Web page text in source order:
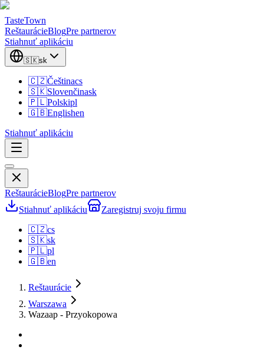
TasteTown
ReštaurácieBlogPre partnerov
Stiahnuť aplikáciu
🇸🇰sk
🇨🇿Češtinacs
🇸🇰Slovenčinask
🇵🇱Polskipl
🇬🇧Englishen
Stiahnuť aplikáciu
ReštaurácieBlogPre partnerov
Stiahnuť aplikáciu
Zaregistruj svoju firmu
🇨🇿cs
🇸🇰sk
🇵🇱pl
🇬🇧en
Reštaurácie
Warszawa
Wazaap - Przyokopowa